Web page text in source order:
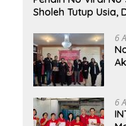
Sholeh Tutup Usia,
6
6